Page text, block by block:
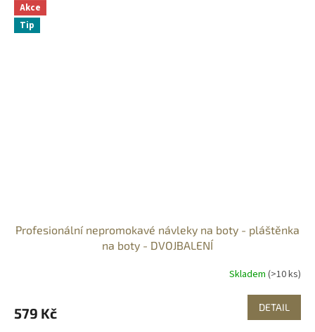
Akce
Tip
Profesionální nepromokavé návleky na boty - pláštěnka
na boty - DVOJBALENÍ
Skladem (>10 ks)
579 Kč DETAIL